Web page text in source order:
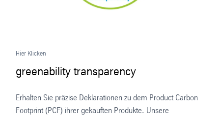
Hier Klicken
greenability transparency
Erhalten Sie präzise Deklarationen zu dem Product Carbon
Footprint (PCF) ihrer gekauften Produkte. Unsere